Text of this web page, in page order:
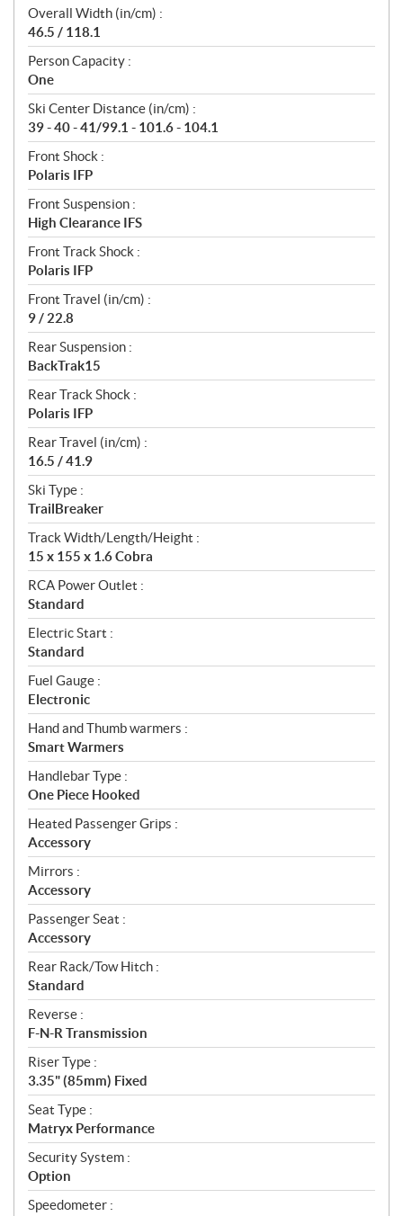
Overall Width (in/cm) :
46.5 / 118.1
Person Capacity :
One
Ski Center Distance (in/cm) :
39 - 40 - 41/99.1 - 101.6 - 104.1
Front Shock :
Polaris IFP
Front Suspension :
High Clearance IFS
Front Track Shock :
Polaris IFP
Front Travel (in/cm) :
9 / 22.8
Rear Suspension :
BackTrak15
Rear Track Shock :
Polaris IFP
Rear Travel (in/cm) :
16.5 / 41.9
Ski Type :
TrailBreaker
Track Width/Length/Height :
15 x 155 x 1.6 Cobra
RCA Power Outlet :
Standard
Electric Start :
Standard
Fuel Gauge :
Electronic
Hand and Thumb warmers :
Smart Warmers
Handlebar Type :
One Piece Hooked
Heated Passenger Grips :
Accessory
Mirrors :
Accessory
Passenger Seat :
Accessory
Rear Rack/Tow Hitch :
Standard
Reverse :
F-N-R Transmission
Riser Type :
3.35" (85mm) Fixed
Seat Type :
Matryx Performance
Security System :
Option
Speedometer :